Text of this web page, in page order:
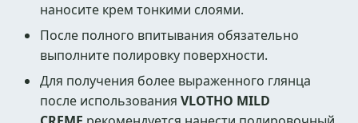
наносите крем тонкими слоями.
После полного впитывания обязательно
выполните полировку поверхности.
Для получения более выраженного глянца
после использованияVLOTHO MILD